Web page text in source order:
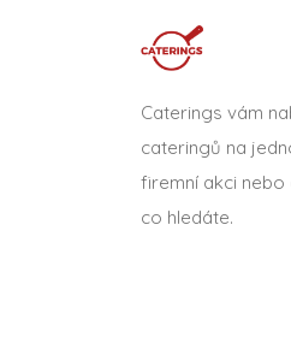
Caterings vám
cateringů na
firemní akci nebo
co hledáte.